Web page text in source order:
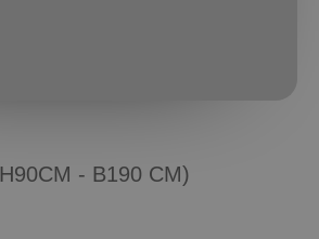
- B190 CM)